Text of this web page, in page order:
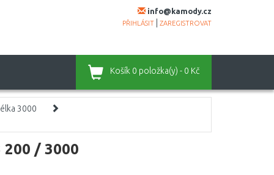
info@kamody.cz
PŘIHLÁSIT ZAREGISTROVAT
Košík 0 položka(y) - 0 Kč
3000
/ 3000